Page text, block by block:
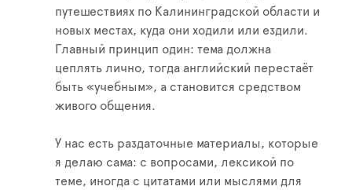
путешествиях по Калининградской области и
новых местах, куда они ходили или ездили.
Главный принцип один: тема должна
цеплять лично, тогда английский перестаёт
быть «учебным», а становится средством
живого общения.
У нас есть раздаточные материалы, которые
я делаю сама: с вопросами, лексикой по
теме, иногда с цитатами или мыслями для